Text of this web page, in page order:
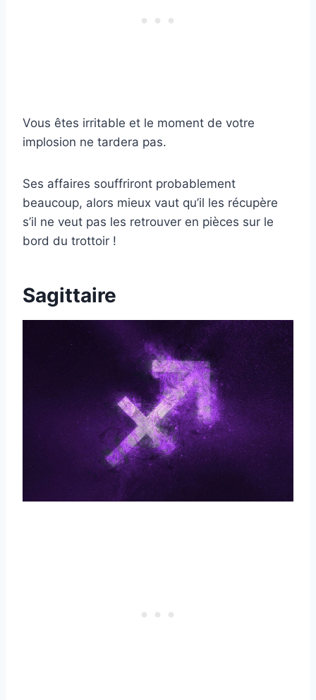
Vous êtes irritable et le moment de votre
implosion ne tardera pas.
Ses affaires souffriront probablement
beaucoup, alors mieux vaut qu’il les récupère
s’il ne veut pas les retrouver en pièces sur le
bord du trottoir !
Sagittaire